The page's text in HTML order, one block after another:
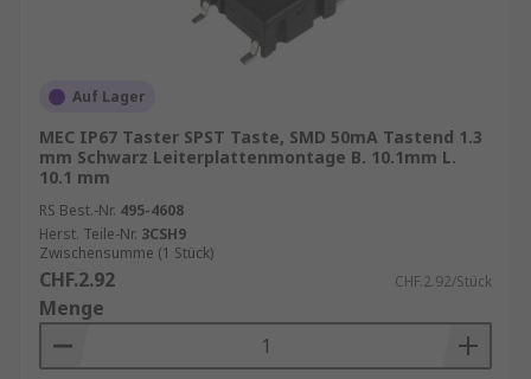
Auf Lager
MEC IP67 Taster SPST Taste, SMD 50mA Tastend 1.3
mm Schwarz Leiterplattenmontage B. 10.1mm L.
10.1 mm
RS Best.-Nr. 495-4608
Herst. Teile-Nr. 3CSH9
Zwischensumme (1 Stück)
CHF.2.92 CHF.2.92/Stück
Menge